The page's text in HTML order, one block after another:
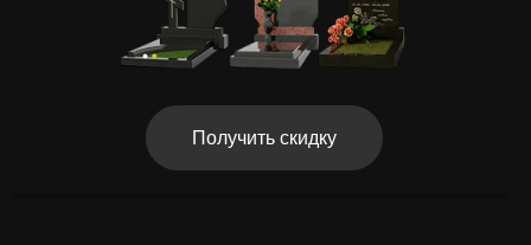
Получить скидку